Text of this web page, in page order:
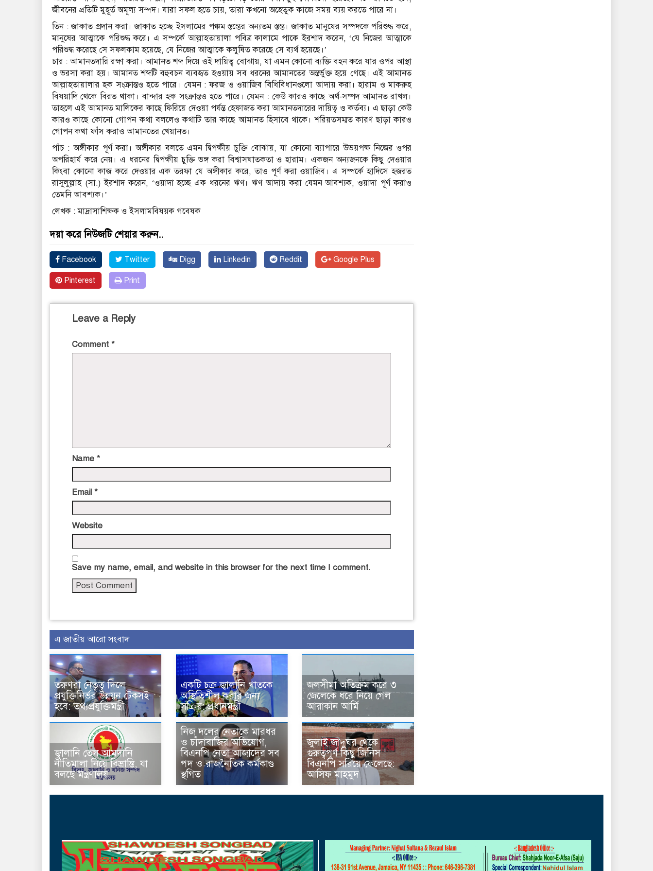
জীবনের প্রতিটি মুহূর্ত অমূল্য সম্পদ। যারা সফল হতে চায়, তারা কখনো অহেতুক কাজে সময় ব্যয় করতে পারে না।
তিন : জাকাত প্রদান করা। জাকাত হচ্ছে ইসলামের পঞ্চম স্তম্ভের অন্যতম স্তম্ভ। জাকাত মানুষের সম্পদকে পরিশুদ্ধ করে,
মানুষের আত্মাকে পরিশুদ্ধ করে। এ সম্পর্কে আল্লাহতায়ালা পবিত্র কালামে পাকে ইরশাদ করেন, ‘যে নিজের আত্মাকে
পরিশুদ্ধ করেছে সে সফলকাম হয়েছে, যে নিজের আত্মাকে কলুষিত করেছে সে ব্যর্থ হয়েছে।’
চার : আমানতদারি রক্ষা করা। আমানত শব্দ দিয়ে ওই দায়িত্ব বোঝায়, যা এমন কোনো ব্যক্তি বহন করে যার ওপর আস্থা
ও ভরসা করা হয়। আমানত শব্দটি বহুবচন ব্যবহৃত হওয়ায় সব ধরনের আমানতের অন্তর্ভুক্ত হয়ে গেছে। এই আমানত
আল্লাহতায়ালার হক সংক্রান্তও হতে পারে। যেমন : ফরজ ও ওয়াজিব বিধিবিধানগুলো আদায় করা। হারাম ও মাকরুহ
বিষয়াদি থেকে বিরত থাকা। বান্দার হক সংক্রান্তও হতে পারে। যেমন : কেউ কারও কাছে অর্থ-সম্পদ আমানত রাখল।
তাহলে এই আমানত মালিকের কাছে ফিরিয়ে দেওয়া পর্যন্ত হেফাজত করা আমানতদারের দায়িত্ব ও কর্তব্য। এ ছাড়া কেউ
কারও কাছে কোনো গোপন কথা বললেও কথাটি তার কাছে আমানত হিসাবে থাকে। শরিয়তসম্মত কারণ ছাড়া কারও
গোপন কথা ফাঁস করাও আমানতের খেয়ানত।
পাঁচ : অঙ্গীকার পূর্ণ করা। অঙ্গীকার বলতে এমন দ্বিপক্ষীয় চুক্তি বোঝায়, যা কোনো ব্যাপারে উভয়পক্ষ নিজের ওপর
অপরিহার্য করে নেয়। এ ধরনের দ্বিপক্ষীয় চুক্তি ভঙ্গ করা বিশ্বাসঘাতকতা ও হারাম। একজন অন্যজনকে কিছু দেওয়ার
কিংবা কোনো কাজ করে দেওয়ার এক তরফা যে অঙ্গীকার করে, তাও পূর্ণ করা ওয়াজিব। এ সম্পর্কে হাদিসে হজরত
রাসুলুল্লাহ (সা.) ইরশাদ করেন, ‘ওয়াদা হচ্ছে এক ধরনের ঋণ। ঋণ আদায় করা যেমন আবশ্যক, ওয়াদা পূর্ণ করাও
তেমনি আবশ্যক।’
লেখক : মাদ্রাসাশিক্ষক ও ইসলামবিষয়ক গবেষক
দয়া করে নিউজটি শেয়ার করুন..
Facebook Twitter Digg Linkedin Reddit Google Plus
Pinterest Print
Leave a Reply
Comment *
Name *
Email *
Website
Save my name, email, and website in this browser for the next time I comment.
এ জাতীয় আরো সংবাদ
তরুণরা নেতৃত্ব দিলে
প্রযুক্তিনির্ভর উন্নয়ন টেকসই
হবে: তথ্যপ্রযুক্তিমন্ত্রী
একটি চক্র জ্বালানি খাতকে
অস্থিতিশীল করার জন্য
সক্রিয়: প্রধানমন্ত্রী
জলসীমা অতিক্রম করে ৩
জেলেকে ধরে নিয়ে গেল
আরাকান আর্মি
জ্বালানি তেল আমদানি
নীতিমালা নিয়ে বিভ্রান্তি, যা
বলছে মন্ত্রণালয়
নিজ দলের নেতাকে মারধর
ও চাঁদাবাজির অভিযোগ,
বিএনপি নেতা আজাদের সব
পদ ও রাজনৈতিক কর্মকাণ্ড
স্থগিত
জুলাই জাদুঘর থেকে
গুরুত্বপূর্ণ কিছু জিনিস
বিএনপি সরিয়ে ফেলেছে:
আসিফ মাহমুদ